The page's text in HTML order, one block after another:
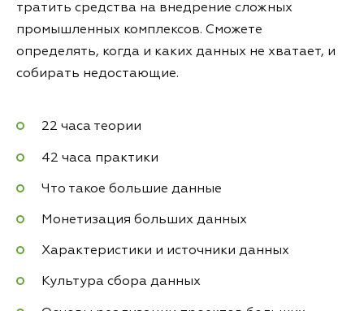
тратить средства на внедрение сложных
промышленных комплексов. Сможете
определять, когда и каких данных не хватает, и
собирать недостающие.
22 часа теории
42 часа практики
Что такое большие данные
Монетизация больших данных
Характеристики и источники данных
Культура сбора данных